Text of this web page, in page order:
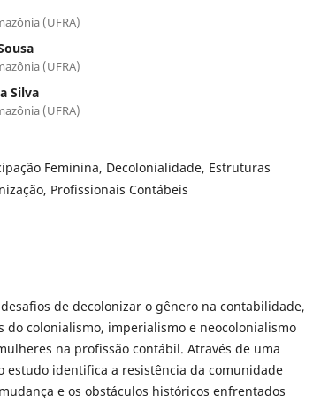
(UFRA)
(UFRA)
Silva
(UFRA)
Feminina, Decolonialidade, Estruturas
Profissionais Contábeis
de decolonizar o gênero na contabilidade,
do colonialismo, imperialismo e neocolonialismo
na profissão contábil. Através de uma
estudo identifica a resistência da comunidade
e os obstáculos históricos enfrentados